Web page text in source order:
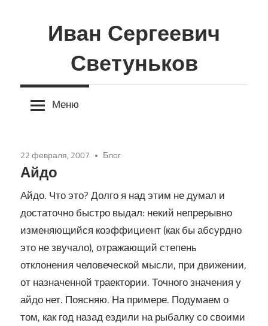
содержимому
Иван Сергеевич
Светуньков
Меню
22 февраля, 2007 Блог
Айдо
Айдо. Что это? Долго я над этим не думал и
достаточно быстро выдал: некий непрерывно
изменяющийся коэффициент (как бы абсурдно
это не звучало), отражающий степень
отклонения человеческой мысли, при движении,
от назначенной траектории. Точного значения у
айдо нет. Поясняю. На примере. Подумаем о
том, как год назад ездили на рыбалку со своими